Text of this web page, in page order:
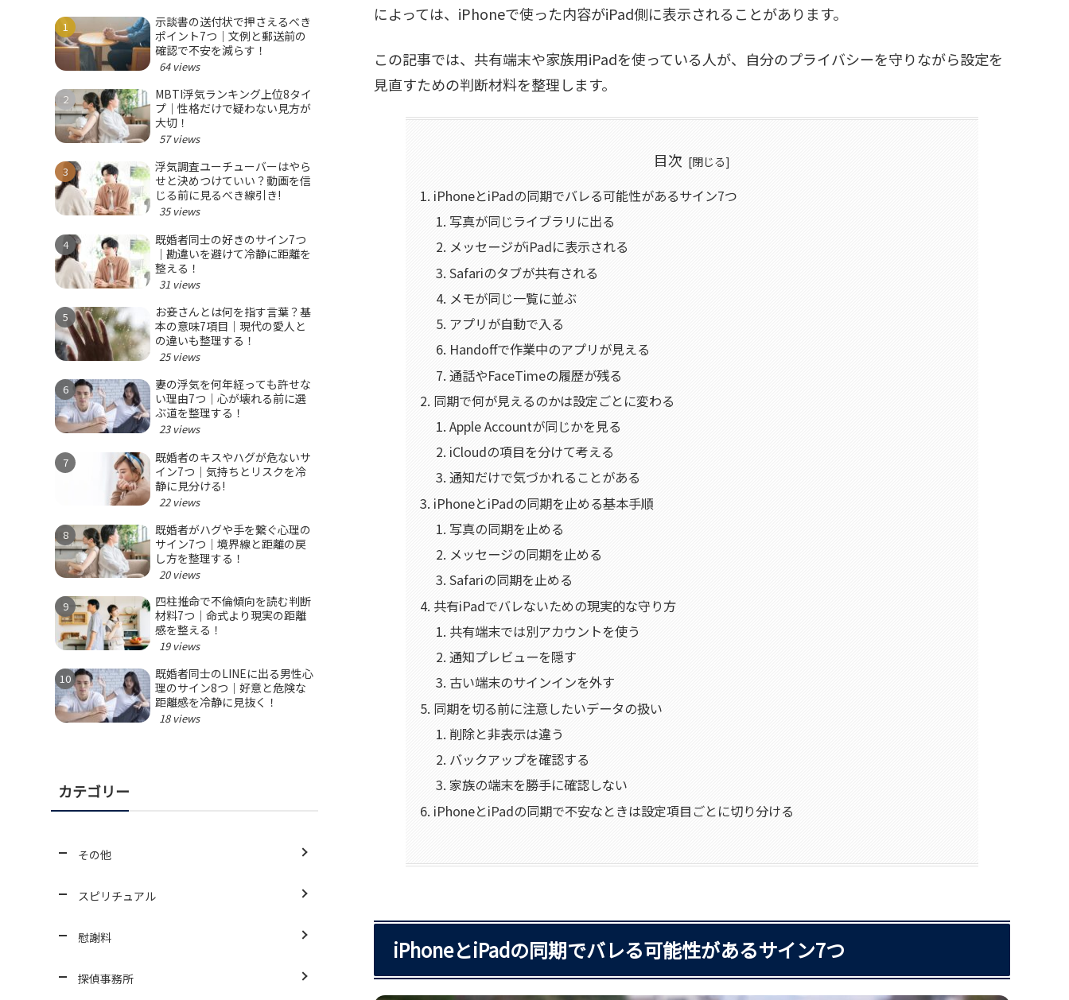
によっては、iPhoneで使った内容がiPad側に表示されることがあります。
この記事では、共有端末や家族用iPadを使っている人が、自分のプライバシーを守りながら設定を
見直すための判断材料を整理します。
目次
iPhoneとiPadの同期でバレる可能性があるサイン7つ
写真が同じライブラリに出る
メッセージがiPadに表示される
Safariのタブが共有される
メモが同じ一覧に並ぶ
アプリが自動で入る
Handoffで作業中のアプリが見える
通話やFaceTimeの履歴が残る
同期で何が見えるのかは設定ごとに変わる
Apple Accountが同じかを見る
iCloudの項目を分けて考える
通知だけで気づかれることがある
iPhoneとiPadの同期を止める基本手順
写真の同期を止める
メッセージの同期を止める
Safariの同期を止める
共有iPadでバレないための現実的な守り方
共有端末では別アカウントを使う
通知プレビューを隠す
古い端末のサインインを外す
同期を切る前に注意したいデータの扱い
削除と非表示は違う
バックアップを確認する
家族の端末を勝手に確認しない
iPhoneとiPadの同期で不安なときは設定項目ごとに切り分ける
iPhoneとiPadの同期でバレる可能性があるサイン7つ
示談書の送付状で押さえるべき
ポイント7つ｜文例と郵送前の
確認で不安を減らす！
64 views
MBTI浮気ランキング上位8タイ
プ｜性格だけで疑わない見方が
大切！
57 views
浮気調査ユーチューバーはやら
せと決めつけていい？動画を信
じる前に見るべき線引き!
35 views
既婚者同士の好きのサイン7つ
｜勘違いを避けて冷静に距離を
整える！
31 views
お妾さんとは何を指す言葉？基
本の意味7項目｜現代の愛人と
の違いも整理する！
25 views
妻の浮気を何年経っても許せな
い理由7つ｜心が壊れる前に選
ぶ道を整理する！
23 views
既婚者のキスやハグが危ないサ
イン7つ｜気持ちとリスクを冷
静に見分ける!
22 views
既婚者がハグや手を繋ぐ心理の
サイン7つ｜境界線と距離の戻
し方を整理する！
20 views
四柱推命で不倫傾向を読む判断
材料7つ｜命式より現実の距離
感を整える！
19 views
既婚者同士のLINEに出る男性心
理のサイン8つ｜好意と危険な
距離感を冷静に見抜く！
18 views
カテゴリー
その他
スピリチュアル
慰謝料
探偵事務所